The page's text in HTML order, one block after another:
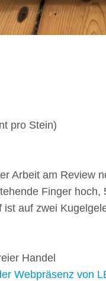
pro Stein)
Arbeit am Review
Finger
auf zwei
Handel
Webpräsenz von